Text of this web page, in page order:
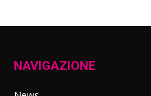
NAVIGAZIONE